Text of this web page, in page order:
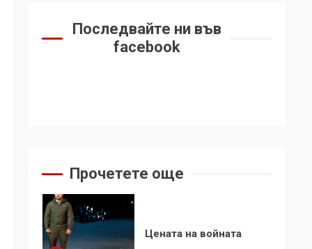
Последвайте ни във
facebook
Прочетете още
Удължаването на
1
стъпки от 1972 г.
Цената на войната